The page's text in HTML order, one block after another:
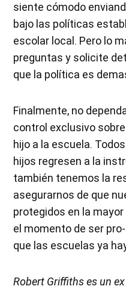
siente cómodo
bajo las políticas
escolar local. Pero lo
preguntas y solicite
que la política es
Finalmente, no
control exclusivo
hijo a la escuela.
hijos regresen a la
también tenemos la
asegurarnos de que
protegidos en la
el momento de ser
que las escuelas ya
Robert Griffiths es un